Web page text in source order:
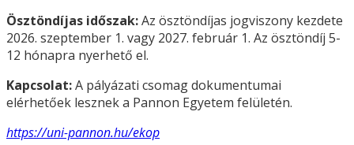
Ösztöndíjas időszak:Az ösztöndíjas jogviszony kezdete
2026. szeptember 1. vagy 2027. február 1. Az ösztöndíj 5-
12 hónapra nyerhető el.
Kapcsolat:A pályázati csomag dokumentumai
elérhetőek lesznek a Pannon Egyetem felületén.
https://uni-pannon.hu/ekop